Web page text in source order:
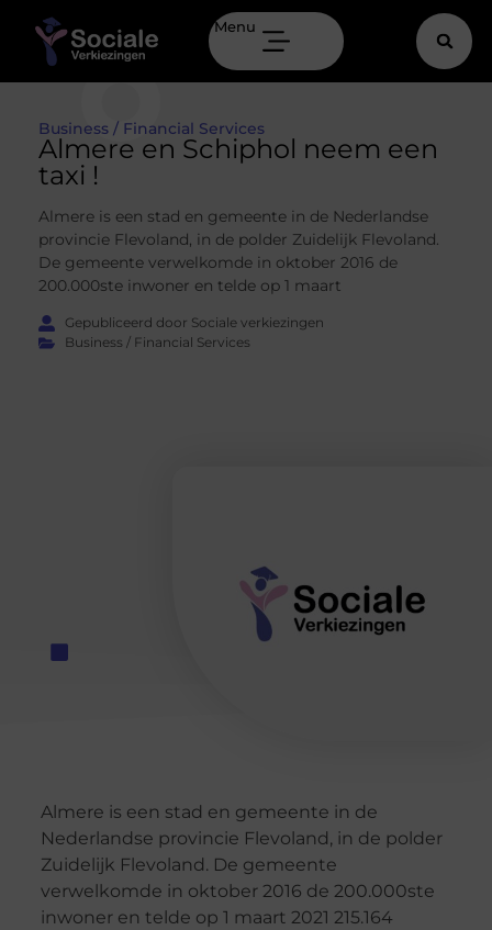
Menu
Business / Financial Services
Almere en Schiphol neem een
taxi !
Almere is een stad en gemeente in de Nederlandse
provincie Flevoland, in de polder Zuidelijk Flevoland.
De gemeente verwelkomde in oktober 2016 de
200.000ste inwoner en telde op 1 maart
Gepubliceerd door Sociale verkiezingen
Business / Financial Services
Almere is een stad en gemeente in de
Nederlandse provincie Flevoland, in de polder
Zuidelijk Flevoland. De gemeente
verwelkomde in oktober 2016 de 200.000ste
inwoner en telde op 1 maart 2021 215.164